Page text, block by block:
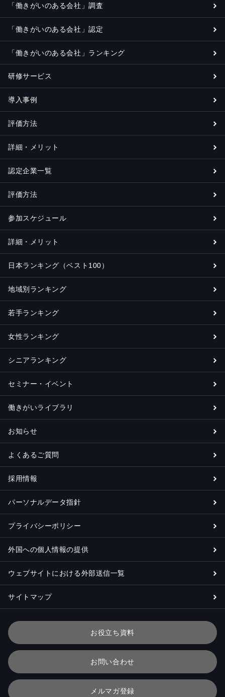
「働きがいのある会社」調査
「働きがいのある会社」認定
「働きがいのある会社」ランキング
研修サービス
導入事例
評価方法
詳細・メリット
認定企業一覧
評価方法
参加スケジュール
詳細・メリット
日本ランキング（ベスト100）
地域別ランキング
若手ランキング
女性ランキング
シニアランキング
セミナー・イベント
働きがいライブラリ
お知らせ
よくあるご質問
採用情報
パーソナルデータ指針
プライバシーポリシー
外国への個人情報の提供
ウェブサイトにおける外部送信一覧
サイトマップ
お役立ち資料
お問い合わせ
メルマガ登録